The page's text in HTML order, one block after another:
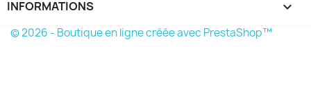
INFORMATIONS keyboard_arrow_down
© 2026 - Boutique en ligne créée avec PrestaShop™